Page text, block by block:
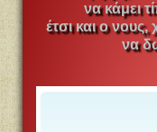
να κάμει
έτσι και ο
να